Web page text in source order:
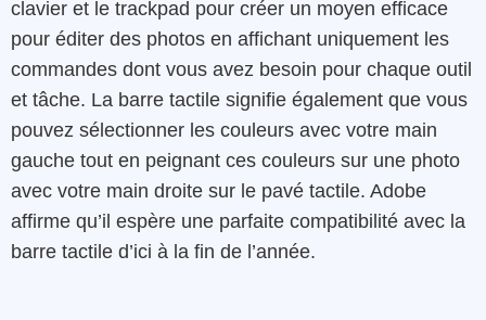
clavier et le trackpad pour créer un moyen efficace
pour éditer des photos en affichant uniquement les
commandes dont vous avez besoin pour chaque outil
et tâche. La barre tactile signifie également que vous
pouvez sélectionner les couleurs avec votre main
gauche tout en peignant ces couleurs sur une photo
avec votre main droite sur le pavé tactile. Adobe
affirme qu’il espère une parfaite compatibilité avec la
barre tactile d’ici à la fin de l’année.